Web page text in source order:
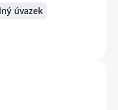
úvazek